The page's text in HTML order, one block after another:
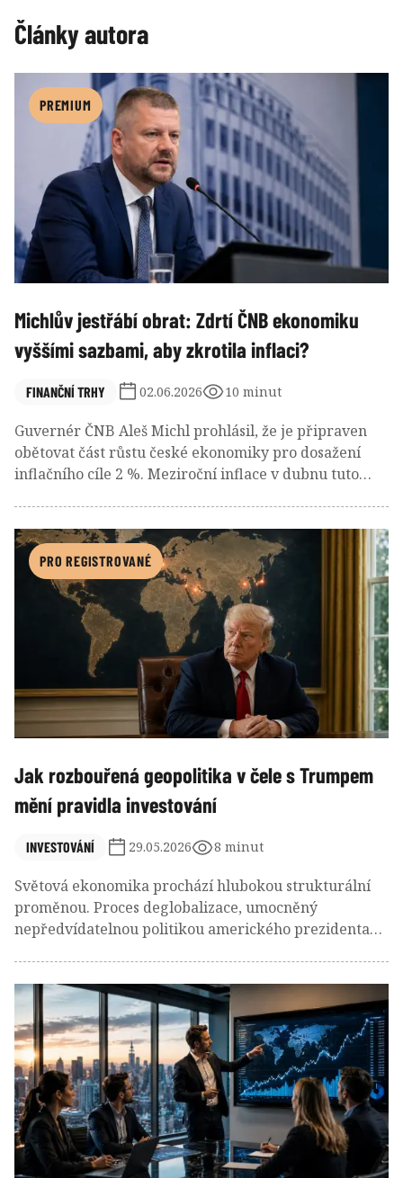
Články autora
PREMIUM
Michlův jestřábí obrat: Zdrtí ČNB ekonomiku
vyššími sazbami, aby zkrotila inflaci?
FINANČNÍ TRHY 02.06.2026 10 minut
Guvernér ČNB Aleš Michl prohlásil, že je připraven
obětovat část růstu české ekonomiky pro dosažení
inflačního cíle 2 %. Meziroční inflace v dubnu tuto
vnější ropný šok z konfliktu mezi USA a Íránem, tak
domácí faktory v podobě vytrvalého růstu reálných
mezd a uvolněné rozpočtové politiky nové vlády
premiéra Andreje Babiše. Chystá se ČNB skutečně
letos zvýšit základní úrokovou sazbu na 3,75 % či
dokonce 4,00 % a riskovat tím útlum ekonomiky i
zhoršení vztahů s vládou?
PRO REGISTROVANÉ
Jak rozbouřená geopolitika v čele s Trumpem
mění pravidla investování
INVESTOVÁNÍ 29.05.2026 8 minut
Světová ekonomika prochází hlubokou strukturální
proměnou. Proces deglobalizace, umocněný
nepředvídatelnou politikou amerického prezidenta
finanční trhy vnáší toto dění volatilní prostředí a
narušuje tradiční vazby mezi hlavními třídami aktiv.
Výsledkem dnešní nejistoty západního světa jsou
zvýšené dluhopisové výnosy, prudší pohyby měn i
komodit a menší spolehlivost tradičních bezpečných
přístavů. Současně však rychlý nástup generativní
umělé inteligence tlumí významnou část těchto rizik
podstatným zlepšením produktivity. Jak se má
investor zachovat?